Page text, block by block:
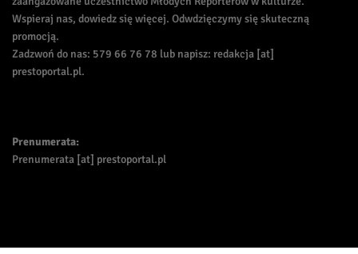
Wspieraj nas, dowiedz się więcej. Odwdzięczymy się skuteczną
promocją.
Zadzwoń do nas: 579 66 76 78 lub napisz: redakcja [at]
prestoportal.pl.
Prenumerata:
Prenumerata [at] prestoportal.pl